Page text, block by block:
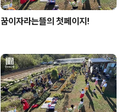
꿈이자라는뜰의 첫페이지!